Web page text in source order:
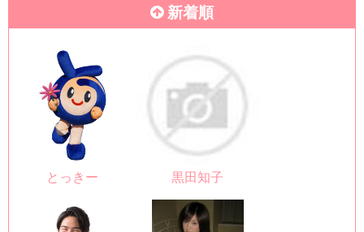
新着順
とっきー 黒田知子